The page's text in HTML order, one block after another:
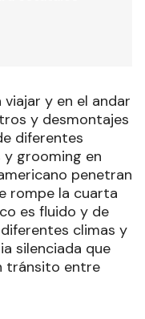
y en el andar
y desmontajes
diferentes
grooming en
penetran
rompe la cuarta
es fluido y de
climas y
silenciada que
tránsito entre